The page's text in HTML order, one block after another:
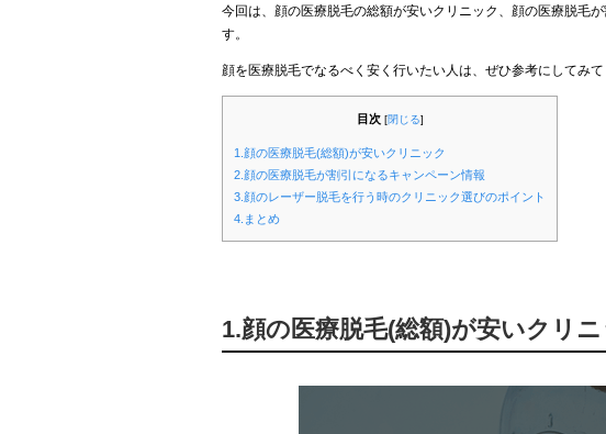
今回は、顔の医療脱毛の総額が安いクリニック、顔の医療脱毛
す。
顔を医療脱毛でなるべく安く行いたい人は、ぜひ参考にしてみて
目次 [閉じる]
1.顔の医療脱毛(総額)が安いクリニック
2.顔の医療脱毛が割引になるキャンペーン情報
3.顔のレーザー脱毛を行う時のクリニック選びのポイント
4.まとめ
1.顔の医療脱毛(総額)が安いクリニ